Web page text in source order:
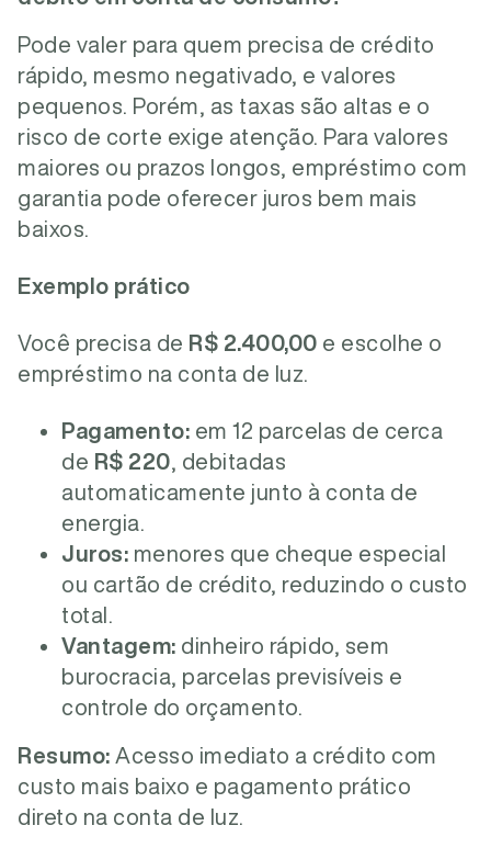
Pode valer para quem precisa de crédito
rápido, mesmo negativado, e valores
pequenos. Porém, as taxas são altas e o
risco de corte exige atenção. Para valores
maiores ou prazos longos, empréstimo com
garantia pode oferecer juros bem mais
baixos.
Exemplo prático
Você precisa de R$ 2.400,00 e escolhe o
empréstimo na conta de luz.
Pagamento: em 12 parcelas de cerca
de R$ 220 , debitadas
automaticamente junto à conta de
energia.
Juros: menores que cheque especial
ou cartão de crédito, reduzindo o custo
total.
Vantagem: dinheiro rápido, sem
burocracia, parcelas previsíveis e
controle do orçamento.
Resumo: Acesso imediato a crédito com
custo mais baixo e pagamento prático
direto na conta de luz.